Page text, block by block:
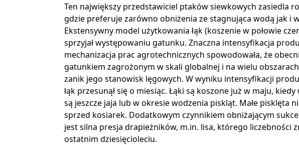
Ten największy przedstawiciel ptaków siewkowych zasiedla
gdzie preferuje zarówno obniżenia ze stagnująca wodą jak i
Ekstensywny model użytkowania łąk (koszenie w połowie
sprzyjał występowaniu gatunku. Znaczna intensyfikacja
mechanizacja prac agrotechnicznych spowodowała, że
gatunkiem zagrożonym w skali globalnej i na wielu
zanik jego stanowisk lęgowych. W wyniku intensyfikacji
łąk przesunął się o miesiąc. Łąki są koszone już w maju,
są jeszcze jaja lub w okresie wodzenia piskląt. Małe pisklęta
sprzed kosiarek. Dodatkowym czynnikiem obniżającym
jest silna presja drapieżników, m.in. lisa, którego liczebności
ostatnim dziesięcioleciu.